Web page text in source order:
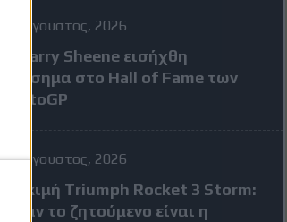
7 Αύγουστος, 2026
Ο Barry Sheene εισήχθη
επίσημα στο Hall of Fame των
MotoGP
4 Αύγουστος, 2026
Δοκιμή Triumph Rocket 3 Storm:
Όταν το ζητούμενο είναι η